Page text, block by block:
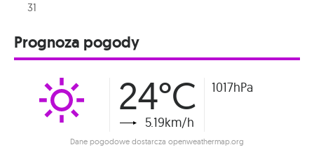
31
Prognoza pogody
24°C
5.19km/h
1017hPa
Dane pogodowe dostarcza openweathermap.org